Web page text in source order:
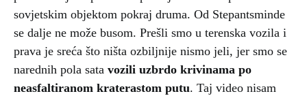
sovjetskim objektom pokraj druma. Od Stepantsminde
se dalje ne može busom. Prešli smo u terenska vozila i
prava je sreća što ništa ozbiljnije nismo jeli, jer smo se
narednih pola sata vozili uzbrdo krivinama po
neasfaltiranom kraterastom putu. Taj video nisam